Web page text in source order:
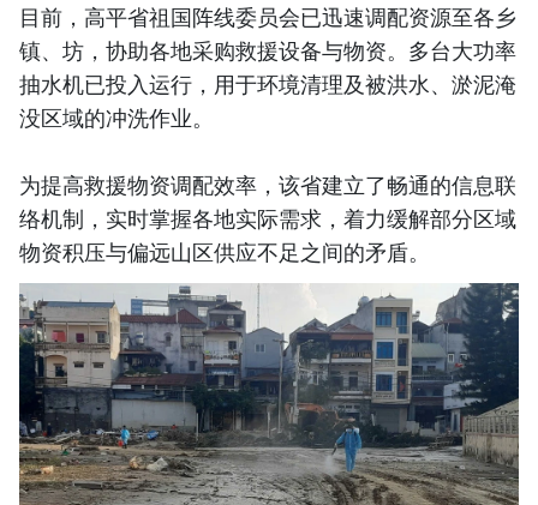
目前，高平省祖国阵线委员会已迅速调配资源至各乡
镇、坊，协助各地采购救援设备与物资。多台大功率
抽水机已投入运行，用于环境清理及被洪水、淤泥淹
没区域的冲洗作业。
为提高救援物资调配效率，该省建立了畅通的信息联
络机制，实时掌握各地实际需求，着力缓解部分区域
物资积压与偏远山区供应不足之间的矛盾。